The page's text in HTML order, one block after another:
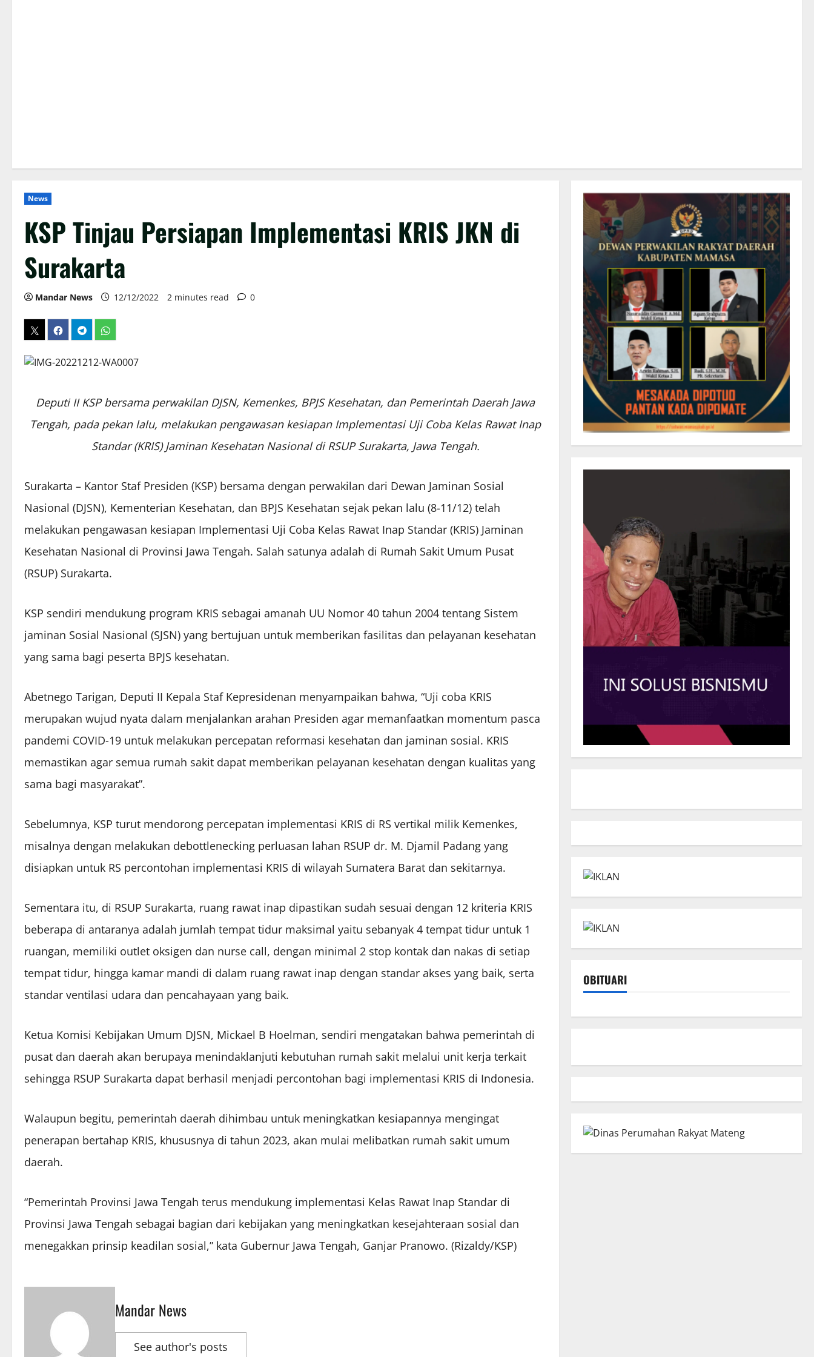
News
KSP Tinjau Persiapan Implementasi KRIS JKN di
Surakarta
Mandar News 12/12/2022 2 minutes read 0
Deputi II KSP bersama perwakilan DJSN, Kemenkes, BPJS Kesehatan, dan Pemerintah Daerah Jawa
Tengah, pada pekan lalu, melakukan pengawasan kesiapan Implementasi Uji Coba Kelas Rawat Inap
Standar (KRIS) Jaminan Kesehatan Nasional di RSUP Surakarta, Jawa Tengah.
Surakarta – Kantor Staf Presiden (KSP) bersama dengan perwakilan dari Dewan Jaminan Sosial
Nasional (DJSN), Kementerian Kesehatan, dan BPJS Kesehatan sejak pekan lalu (8-11/12) telah
melakukan pengawasan kesiapan Implementasi Uji Coba Kelas Rawat Inap Standar (KRIS) Jaminan
Kesehatan Nasional di Provinsi Jawa Tengah. Salah satunya adalah di Rumah Sakit Umum Pusat
(RSUP) Surakarta.
KSP sendiri mendukung program KRIS sebagai amanah UU Nomor 40 tahun 2004 tentang Sistem
jaminan Sosial Nasional (SJSN) yang bertujuan untuk memberikan fasilitas dan pelayanan kesehatan
yang sama bagi peserta BPJS kesehatan.
Abetnego Tarigan, Deputi II Kepala Staf Kepresidenan menyampaikan bahwa, “Uji coba KRIS
merupakan wujud nyata dalam menjalankan arahan Presiden agar memanfaatkan momentum pasca
pandemi COVID-19 untuk melakukan percepatan reformasi kesehatan dan jaminan sosial. KRIS
memastikan agar semua rumah sakit dapat memberikan pelayanan kesehatan dengan kualitas yang
sama bagi masyarakat”.
Sebelumnya, KSP turut mendorong percepatan implementasi KRIS di RS vertikal milik Kemenkes,
misalnya dengan melakukan debottlenecking perluasan lahan RSUP dr. M. Djamil Padang yang
disiapkan untuk RS percontohan implementasi KRIS di wilayah Sumatera Barat dan sekitarnya.
Sementara itu, di RSUP Surakarta, ruang rawat inap dipastikan sudah sesuai dengan 12 kriteria KRIS
beberapa di antaranya adalah jumlah tempat tidur maksimal yaitu sebanyak 4 tempat tidur untuk 1
ruangan, memiliki outlet oksigen dan nurse call, dengan minimal 2 stop kontak dan nakas di setiap
tempat tidur, hingga kamar mandi di dalam ruang rawat inap dengan standar akses yang baik, serta
standar ventilasi udara dan pencahayaan yang baik.
Ketua Komisi Kebijakan Umum DJSN, Mickael B Hoelman, sendiri mengatakan bahwa pemerintah di
pusat dan daerah akan berupaya menindaklanjuti kebutuhan rumah sakit melalui unit kerja terkait
sehingga RSUP Surakarta dapat berhasil menjadi percontohan bagi implementasi KRIS di Indonesia.
Walaupun begitu, pemerintah daerah dihimbau untuk meningkatkan kesiapannya mengingat
penerapan bertahap KRIS, khususnya di tahun 2023, akan mulai melibatkan rumah sakit umum
daerah.
“Pemerintah Provinsi Jawa Tengah terus mendukung implementasi Kelas Rawat Inap Standar di
Provinsi Jawa Tengah sebagai bagian dari kebijakan yang meningkatkan kesejahteraan sosial dan
menegakkan prinsip keadilan sosial,” kata Gubernur Jawa Tengah, Ganjar Pranowo. (Rizaldy/KSP)
Mandar News
See author's posts
OBITUARI